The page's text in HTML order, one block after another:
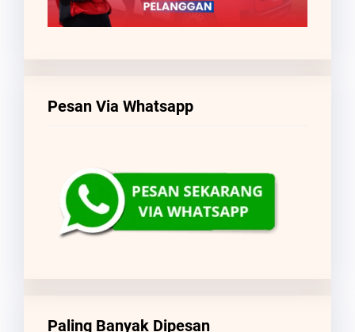
Pesan Via Whatsapp
Paling Banyak Dipesan